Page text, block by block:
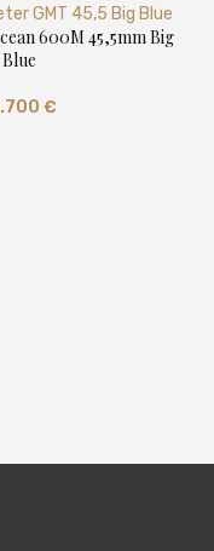
600M 45,5mm Big
Blue
€